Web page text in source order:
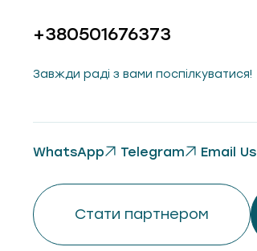
+380501676373
Завжди раді з вами поспілкуватися!
WhatsApp Telegram Email Us
Стати партнером